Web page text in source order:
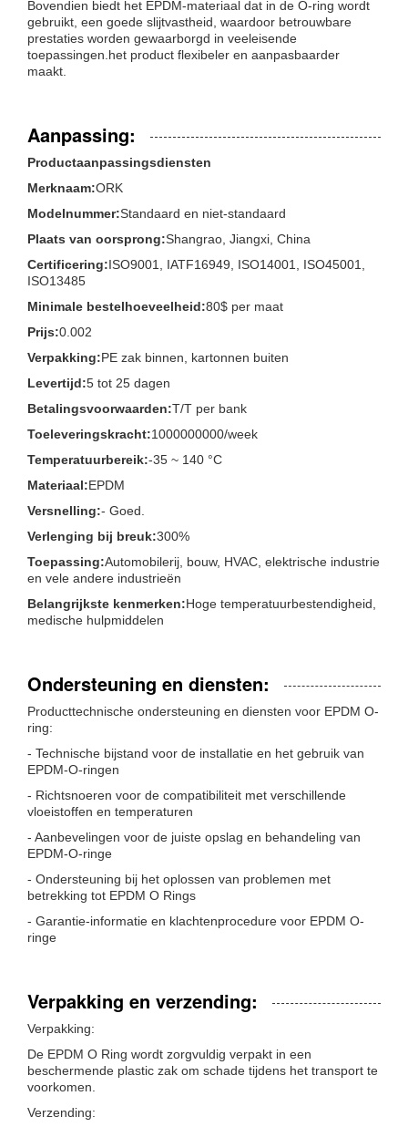
Bovendien biedt het EPDM-materiaal dat in de O-ring wordt
gebruikt, een goede slijtvastheid, waardoor betrouwbare
prestaties worden gewaarborgd in veeleisende
toepassingen.het product flexibeler en aanpasbaarder
maakt.
Aanpassing:
Productaanpassingsdiensten
Merknaam:ORK
Modelnummer:Standaard en niet-standaard
Plaats van oorsprong:Shangrao, Jiangxi, China
Certificering:ISO9001, IATF16949, ISO14001, ISO45001,
ISO13485
Minimale bestelhoeveelheid:80$ per maat
Prijs:0.002
Verpakking:PE zak binnen, kartonnen buiten
Levertijd:5 tot 25 dagen
Betalingsvoorwaarden:T/T per bank
Toeleveringskracht:1000000000/week
Temperatuurbereik:-35 ~ 140 °C
Materiaal:EPDM
Versnelling:- Goed.
Verlenging bij breuk:300%
Toepassing:Automobilerij, bouw, HVAC, elektrische industrie
en vele andere industrieën
Belangrijkste kenmerken:Hoge temperatuurbestendigheid,
medische hulpmiddelen
Ondersteuning en diensten:
Producttechnische ondersteuning en diensten voor EPDM O-
ring:
- Technische bijstand voor de installatie en het gebruik van
EPDM-O-ringen
- Richtsnoeren voor de compatibiliteit met verschillende
vloeistoffen en temperaturen
- Aanbevelingen voor de juiste opslag en behandeling van
EPDM-O-ringe
- Ondersteuning bij het oplossen van problemen met
betrekking tot EPDM O Rings
- Garantie-informatie en klachtenprocedure voor EPDM O-
ringe
Verpakking en verzending:
Verpakking:
De EPDM O Ring wordt zorgvuldig verpakt in een
beschermende plastic zak om schade tijdens het transport te
voorkomen.
Verzending: